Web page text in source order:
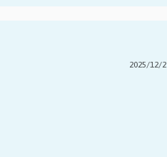
2025/12/